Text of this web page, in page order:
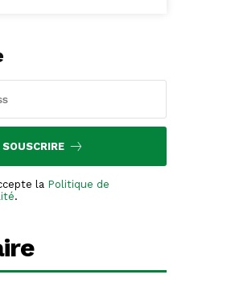
SOUSCRIRE
la Politique de
.